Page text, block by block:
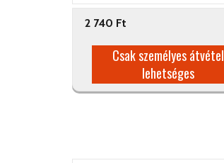
2 740 Ft
Csak személyes átvétel
lehetséges